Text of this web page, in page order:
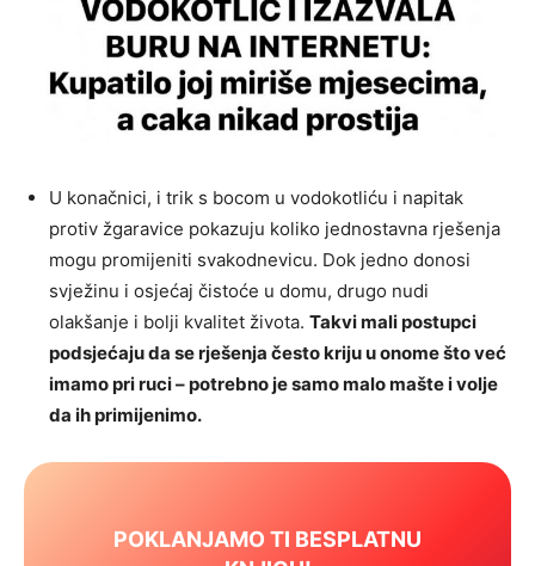
U konačnici, i trik s bocom u vodokotliću i napitak
protiv žgaravice pokazuju koliko jednostavna rješenja
mogu promijeniti svakodnevicu. Dok jedno donosi
svježinu i osjećaj čistoće u domu, drugo nudi
olakšanje i bolji kvalitet života. Takvi mali postupci
podsjećaju da se rješenja često kriju u onome što već
imamo pri ruci – potrebno je samo malo mašte i volje
da ih primijenimo.
POKLANJAMO TI BESPLATNU